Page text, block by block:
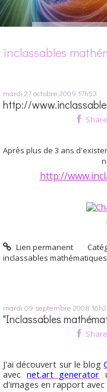
inclassables
mardi 27octobre 2009 17h53
http://
Share
Après plus de 3 ans
http://
Lien permanent
inclassables mathématiques
mardi 09 septembre 2008
"Inclassables
Share
J'ai découvert sur le blog
avec net.art generator
d'images en rapport avec